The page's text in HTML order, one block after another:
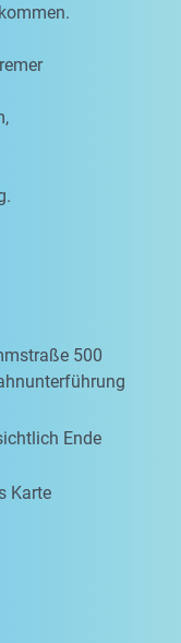
500
Ende
Karte